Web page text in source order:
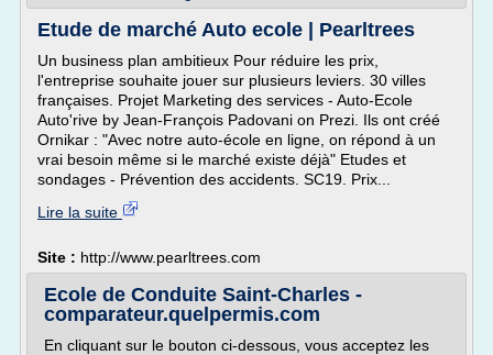
Etude de marché Auto ecole | Pearltrees
Un business plan ambitieux Pour réduire les prix,
l'entreprise souhaite jouer sur plusieurs leviers. 30 villes
françaises. Projet Marketing des services - Auto-Ecole
Auto'rive by Jean-François Padovani on Prezi. Ils ont créé
Ornikar : "Avec notre auto-école en ligne, on répond à un
vrai besoin même si le marché existe déjà" Etudes et
sondages - Prévention des accidents. SC19. Prix...
Lire la suite
Site : http://www.pearltrees.com
Ecole de Conduite Saint-Charles -
comparateur.quelpermis.com
En cliquant sur le bouton ci-dessous, vous acceptez les